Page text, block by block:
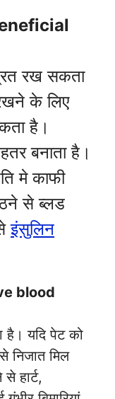
रख सकता
के लिए
है।
बनाता है।
मे काफी
से ब्लड
इंसुलिन
blood
है। यदि पेट को
निजात मिल
हार्ट,